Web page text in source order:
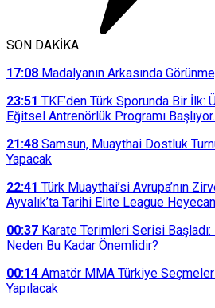
SON DAKİKA
17:08 Madalyanın Arkasında
23:51 TKF’den Türk Sporunda Bir
Eğitsel Antrenörlük Programı
21:48 Samsun, Muaythai Dostluk
Yapacak
22:41 Türk Muaythai’si Avrupa’nın
Ayvalık’ta Tarihi Elite League
00:37 Karate Terimleri Serisi Başladı:
Neden Bu Kadar Önemlidir?
00:14 Amatör MMA Türkiye
Yapılacak